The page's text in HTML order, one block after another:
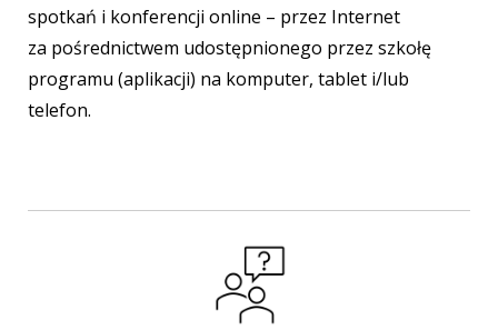
spotkań i konferencji online – przez Internet
za pośrednictwem udostępnionego przez szkołę
programu (aplikacji) na komputer, tablet i/lub
telefon.